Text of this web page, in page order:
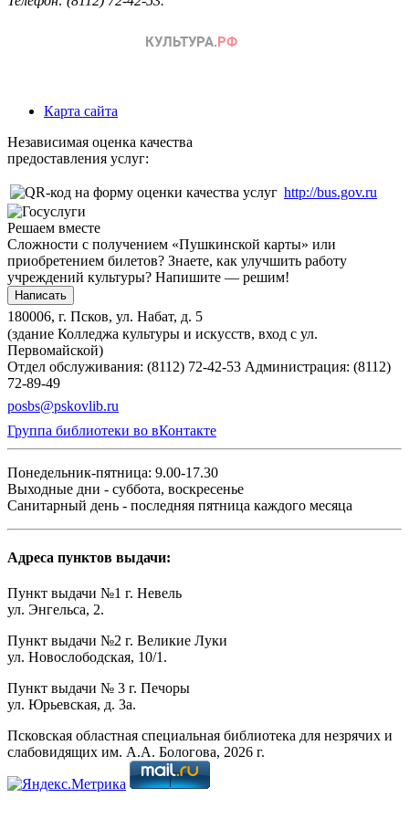
Карта сайта
Независимая оценка качества
предоставления услуг:
http://bus.gov.ru
Решаем вместе
Сложности с получением «Пушкинской карты» или
приобретением билетов? Знаете, как улучшить работу
учреждений культуры? Напишите — решим!
Написать
180006, г. Псков, ул. Набат, д. 5
(здание Колледжа культуры и искусств, вход с ул.
Первомайской)
Отдел обслуживания: (8112) 72-42-53 Администрация: (8112)
72-89-49
posbs@pskovlib.ru
Группа библиотеки во вКонтакте
Понедельник-пятница: 9.00-17.30
Выходные дни - суббота, воскресенье
Санитарный день - последняя пятница каждого месяца
Адреса пунктов выдачи:
Пункт выдачи №1 г. Невель
ул. Энгельса, 2.
Пункт выдачи №2 г. Великие Луки
ул. Новослободская, 10/1.
Пункт выдачи № 3 г. Печоры
ул. Юрьевская, д. 3а.
Псковская областная специальная библиотека для незрячих и
слабовидящих им. А.А. Бологова, 2026 г.